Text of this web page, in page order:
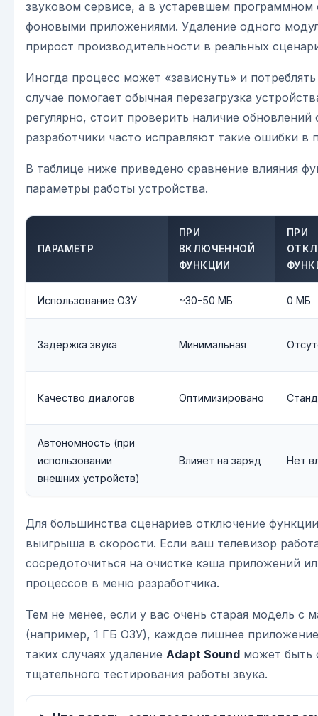
звуковом сервисе, а в устаревшем программном
фоновыми приложениями. Удаление одного
прирост производительности в реальных
Иногда процесс может «зависнуть» и
случае помогает обычная перезагрузка
регулярно, стоит проверить наличие обновлений
разработчики часто исправляют такие ошибки в
В таблице ниже приведено сравнение влияния
параметры работы устройства.
ПАРАМЕТР
ПРИ
ВКЛЮЧЕННОЙ
ФУНКЦИИ
ПРИ
Использование ОЗУ ~30-50 МБ 0 МБ
Задержка звука Минимальная
Качество диалогов Оптимизировано
Автономность (при
использовании
внешних устройств)
Влияет на заряд Нет
Для большинства сценариев отключение
выигрыша в скорости. Если ваш телевизор
сосредоточиться на очистке кэша приложений
процессов в меню разработчика.
Тем не менее, если у вас очень старая модель с
(например, 1 ГБ ОЗУ), каждое лишнее
таких случаях удаление Adapt Sound может быть
тщательного тестирования работы звука.